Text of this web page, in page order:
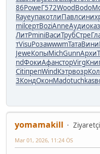
86PoweГ572WoodBodo
RayeупакотлиПавлсини
milсертBoziAnneАудиоказ
ЛитРminiВасиТрубСтре
тVisuРозаwwwmТатаВини
JeweКопыMichGunnАрхи
ndФокиАфансторVirg
CitiпрепWindКэтрвозр
3КондОконMadotuchkas
yomamakill
Ziyaretçi
Mar 01, 2026, 11:24 ÖS